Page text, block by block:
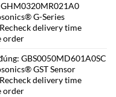
G-Series
delivery time
order
GBS0050MD601A0SC
GST Sensor
delivery time
order